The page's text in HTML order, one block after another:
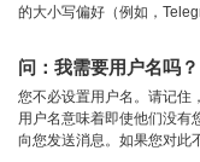
的大小写偏好（例如，
问：我需要用户名吗？
您不必设置用户名。请记住
用户名意味着即使他们没有
向您发送消息。如果您对此